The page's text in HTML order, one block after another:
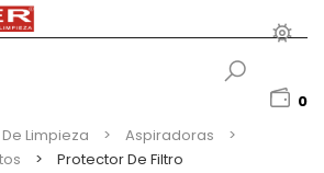
0
Limpieza > Aspiradoras
>
> Protector De Filtro